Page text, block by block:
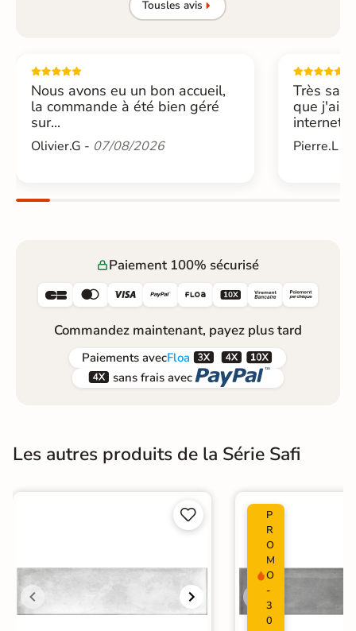
Tousles avis
Nous avons eu un bon accueil,
la commande à été bien géré
sur...
Olivier.G - 07/08/2026
Très
que j'ai
internet....
Pierre.L -
Paiement 100% sécurisé
     
Commandez maintenant, payez plus tard
Paiements avecFloa  
 sans frais avec 
Les autres produits de la Série Safi


P
R
O
M
O
-
3
0